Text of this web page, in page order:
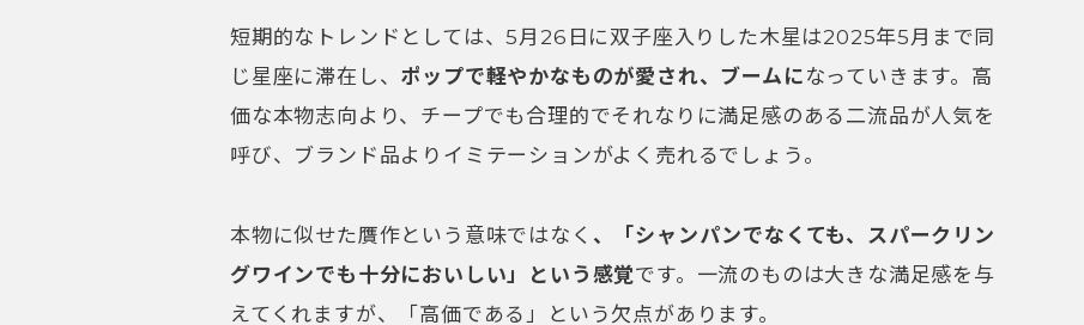
短期的なトレンドとしては、5月26日に双子座入りした木星は2025年5月まで同
じ星座に滞在し、 ポップで軽やかなものが愛され、ブームに なっていきます。高
価な本物志向より、チープでも合理的でそれなりに満足感のある二流品が人気を
呼び、ブランド品よりイミテーションがよく売れるでしょう。
本物に似せた贋作という意味ではなく 、「シャンパンでなくても、スパークリン
グワインでも十分においしい」という感覚です。一流のものは大きな満足感を与
えてくれますが、「高価である」という欠点があります。